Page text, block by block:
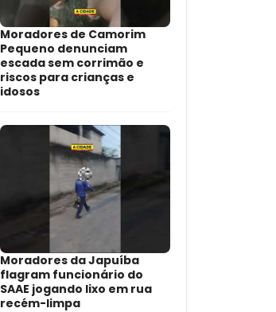
Moradores de Camorim
Pequeno denunciam
escada sem corrimão e
riscos para crianças e
idosos
Moradores da Japuíba
flagram funcionário do
SAAE jogando lixo em rua
recém-limpa